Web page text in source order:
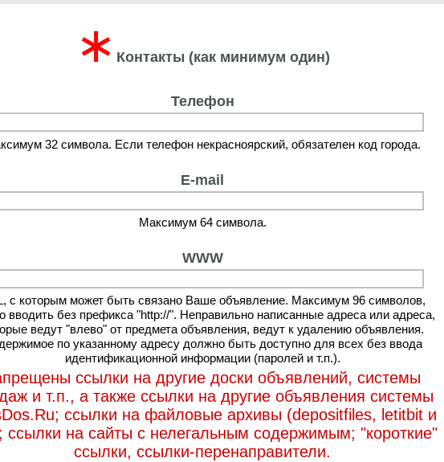
∗ Контакты (как минимум один)
Телефон
32 символа. Если телефон некрасноярский, обязателен код города.
E-mail
Максимум 64 символа.
WWW
с которым может быть связано Ваше объявление. Максимум 96 символов,
вводить без префикса "http://". Неправильно написанные адреса или адреса,
ведут "влево" от предмета объявления, ведут к удалению объявления.
по указанному адресу должно быть доступно для всех без ввода
идентификационной информации (паролей и т.п.).
ссылки на другие доски объявлений, системы
и т.п., а также ссылки на другие объявления системы
ссылки на файловые архивы (depositfiles, letitbit и
ссылки на сайты с нелегальным содержимым; "короткие"
ссылки, ссылки-перенаправители.